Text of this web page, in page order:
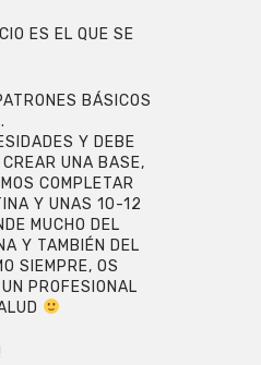
ES EL QUE SE
BÁSICOS
Y DEBE
UNA BASE,
COMPLETAR
Y UNAS 10-12
MUCHO DEL
Y TAMBIÉN DEL
SIEMPRE, OS
PROFESIONAL